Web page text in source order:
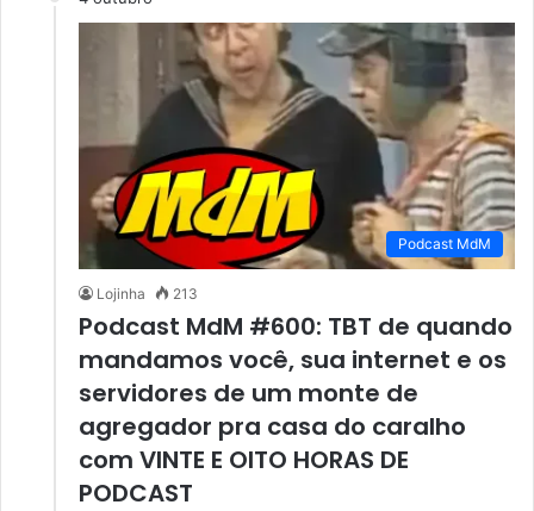
Podcast MdM
Lojinha 213
Podcast MdM #600: TBT de quando
mandamos você, sua internet e os
servidores de um monte de
agregador pra casa do caralho
com VINTE E OITO HORAS DE
PODCAST